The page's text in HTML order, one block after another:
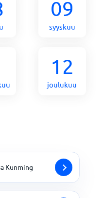
09
syyskuu
12
joulukuu
Kunming